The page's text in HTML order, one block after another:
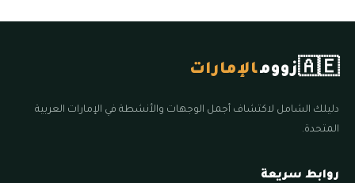
🇦🇪زوومالإمارات
دليلك الشامل لاكتشاف أجمل الوجهات والأنشطة في الإمارات العربية
المتحدة.
روابط سريعة